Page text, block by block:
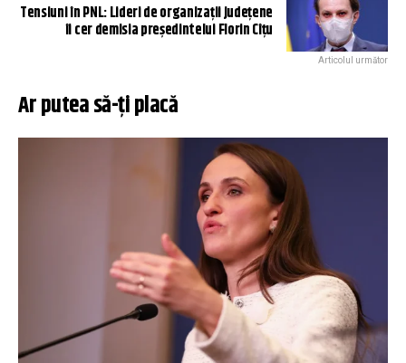
Tensiuni în PNL: Lideri de organizații județene
îi cer demisia președintelui Florin Cîțu
Articolul următor
Ar putea să-ți placă